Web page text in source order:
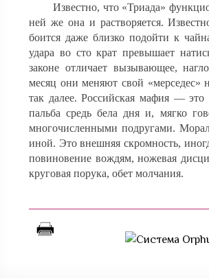
Известно, что «Триада»
ней же она и растворяется.
боится даже близко подойти к
удара во сто крат превышает
законе отличает вызывающее,
месяц они меняют свой «мерседес»
так далее. Российская мафия — это
пальба средь бела дня и, мягко
многочисленными подругами.
иной. Это внешняя скромность,
повиновение вождям, ножевая
круговая порука, обет молчания.